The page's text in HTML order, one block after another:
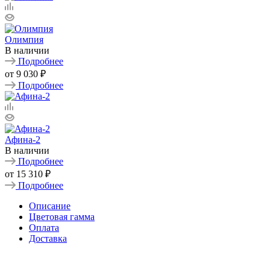
Олимпия
В наличии
Подробнее
от 9 030 ₽
Подробнее
Афина-2
В наличии
Подробнее
от 15 310 ₽
Подробнее
Описание
Цветовая гамма
Оплата
Доставка